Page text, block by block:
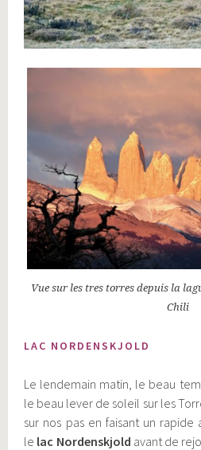
Vue sur les tres torres depuis la
Chili
LAC NORDENSKJOLD
Le lendemain matin, le beau
le beau lever de soleil sur les
sur nos pas en faisant un
le lac Nordenskjold avant de